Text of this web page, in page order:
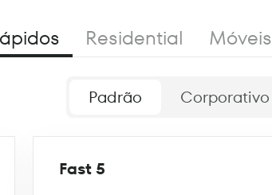
Residential Móveis
Padrão Corporativo
Fast 5